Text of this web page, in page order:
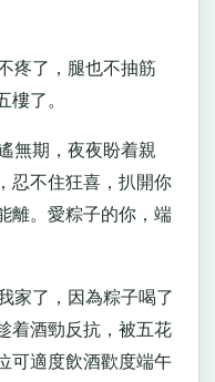
了，腿也不抽筋
樓了。
期，夜夜盼着親
忍不住狂喜，扒開你
離。愛粽子的你，端
了，因為粽子喝了
着酒勁反抗，被五花
可適度飲酒歡度端午